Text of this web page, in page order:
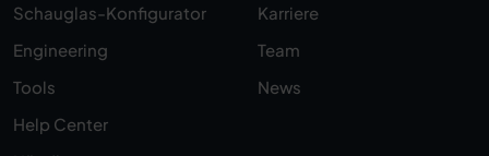
Schauglas-Konfigurator
Engineering
Tools
Help Center
Karriere
Team
News